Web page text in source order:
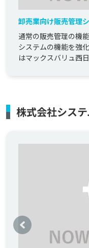
卸売業向け販売管理
通常の販売管理の機
システムの機能を強
はマックスバリュ西
株式会社シス